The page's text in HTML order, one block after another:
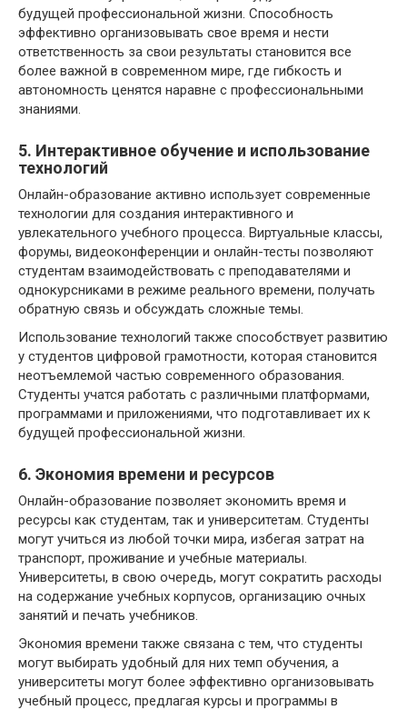
будущей профессиональной жизни. Способность
эффективно организовывать свое время и нести
ответственность за свои результаты становится все
более важной в современном мире, где гибкость и
автономность ценятся наравне с профессиональными
знаниями.
5. Интерактивное обучение и использование
технологий
Онлайн-образование активно использует современные
технологии для создания интерактивного и
увлекательного учебного процесса. Виртуальные классы,
форумы, видеоконференции и онлайн-тесты позволяют
студентам взаимодействовать с преподавателями и
однокурсниками в режиме реального времени, получать
обратную связь и обсуждать сложные темы.
Использование технологий также способствует развитию
у студентов цифровой грамотности, которая становится
неотъемлемой частью современного образования.
Студенты учатся работать с различными платформами,
программами и приложениями, что подготавливает их к
будущей профессиональной жизни.
6. Экономия времени и ресурсов
Онлайн-образование позволяет экономить время и
ресурсы как студентам, так и университетам. Студенты
могут учиться из любой точки мира, избегая затрат на
транспорт, проживание и учебные материалы.
Университеты, в свою очередь, могут сократить расходы
на содержание учебных корпусов, организацию очных
занятий и печать учебников.
Экономия времени также связана с тем, что студенты
могут выбирать удобный для них темп обучения, а
университеты могут более эффективно организовывать
учебный процесс, предлагая курсы и программы в